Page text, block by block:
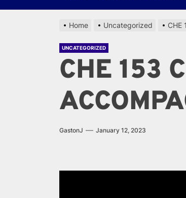
Home Uncategorized CHE
UNCATEGORIZED
CHE 153
GastonJ January 12, 2023